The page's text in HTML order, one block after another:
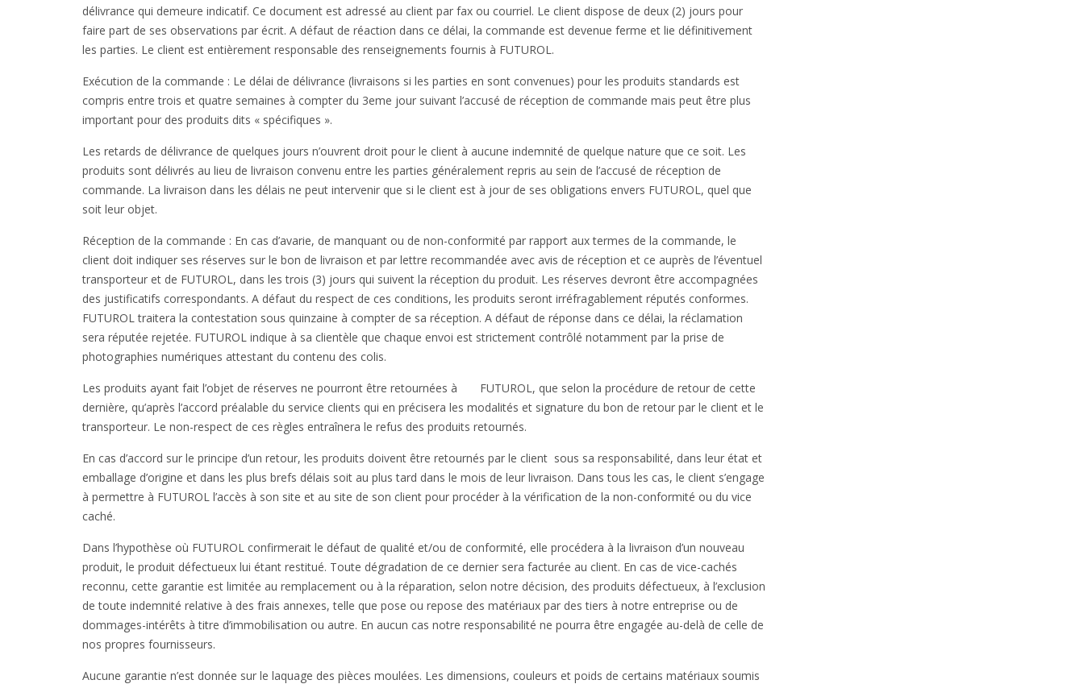
délivrance qui demeure indicatif. Ce document est adressé au client par fax ou courriel. Le client dispose de deux (2) jours pour
faire part de ses observations par écrit. A défaut de réaction dans ce délai, la commande est devenue ferme et lie définitivement
les parties. Le client est entièrement responsable des renseignements fournis à FUTUROL.
Exécution de la commande : Le délai de délivrance (livraisons si les parties en sont convenues) pour les produits standards est
compris entre trois et quatre semaines à compter du 3eme jour suivant l’accusé de réception de commande mais peut être plus
important pour des produits dits « spécifiques ».
Les retards de délivrance de quelques jours n’ouvrent droit pour le client à aucune indemnité de quelque nature que ce soit. Les
produits sont délivrés au lieu de livraison convenu entre les parties généralement repris au sein de l’accusé de réception de
commande. La livraison dans les délais ne peut intervenir que si le client est à jour de ses obligations envers FUTUROL, quel que
soit leur objet.
Réception de la commande : En cas d’avarie, de manquant ou de non-conformité par rapport aux termes de la commande, le
client doit indiquer ses réserves sur le bon de livraison et par lettre recommandée avec avis de réception et ce auprès de l’éventuel
transporteur et de FUTUROL, dans les trois (3) jours qui suivent la réception du produit. Les réserves devront être accompagnées
des justificatifs correspondants. A défaut du respect de ces conditions, les produits seront irréfragablement réputés conformes.
FUTUROL traitera la contestation sous quinzaine à compter de sa réception. A défaut de réponse dans ce délai, la réclamation
sera réputée rejetée. FUTUROL indique à sa clientèle que chaque envoi est strictement contrôlé notamment par la prise de
photographies numériques attestant du contenu des colis.
Les produits ayant fait l’objet de réserves ne pourront être retournées à FUTUROL, que selon la procédure de retour de cette
dernière, qu’après l’accord préalable du service clients qui en précisera les modalités et signature du bon de retour par le client et le
transporteur. Le non-respect de ces règles entraînera le refus des produits retournés.
En cas d’accord sur le principe d’un retour, les produits doivent être retournés par le client sous sa responsabilité, dans leur état et
emballage d’origine et dans les plus brefs délais soit au plus tard dans le mois de leur livraison. Dans tous les cas, le client s’engage
à permettre à FUTUROL l’accès à son site et au site de son client pour procéder à la vérification de la non-conformité ou du vice
caché.
Dans l’hypothèse où FUTUROL confirmerait le défaut de qualité et/ou de conformité, elle procédera à la livraison d’un nouveau
produit, le produit défectueux lui étant restitué. Toute dégradation de ce dernier sera facturée au client. En cas de vice-cachés
reconnu, cette garantie est limitée au remplacement ou à la réparation, selon notre décision, des produits défectueux, à l’exclusion
de toute indemnité relative à des frais annexes, telle que pose ou repose des matériaux par des tiers à notre entreprise ou de
dommages-intérêts à titre d’immobilisation ou autre. En aucun cas notre responsabilité ne pourra être engagée au-delà de celle de
nos propres fournisseurs.
Aucune garantie n’est donnée sur le laquage des pièces moulées. Les dimensions, couleurs et poids de certains matériaux soumis